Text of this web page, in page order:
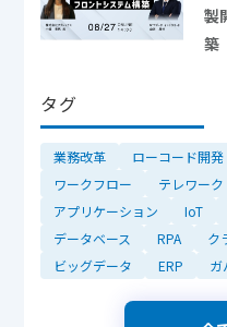
製
築
タグ
業務改革 ローコード開発
ワークフロー
テレワーク
アプリケーション
IoT
データベース
RPA ク
ビッグデータ
ERP ガ